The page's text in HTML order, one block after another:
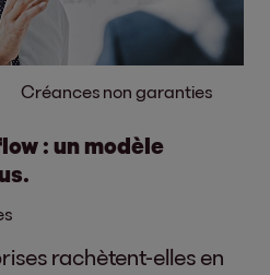
Créances non garanties
: un modèle
rachètent-elles en